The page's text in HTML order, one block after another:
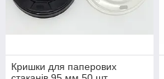
Кришки для паперових